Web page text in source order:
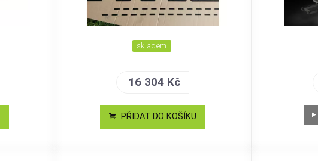
skladem
16 304 Kč
PŘIDAT DO KOŠÍKU